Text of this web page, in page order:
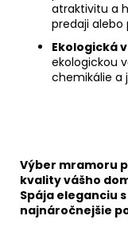
atraktivitu a
predaji
Ekologická
ekologickou
chemikálie a
Výber mramoru
kvality vášho
Spája eleganciu
najnáročnejšie